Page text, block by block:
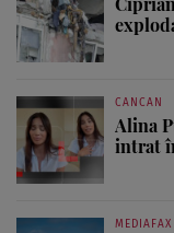
CANCAN
Alina
intrat
MEDIAFAX